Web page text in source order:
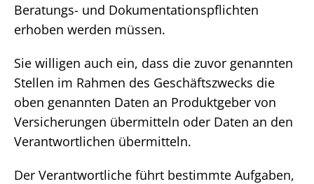
Beratungs- und Dokumentationspflichten
erhoben werden müssen.
Sie willigen auch ein, dass die zuvor genannten
Stellen im Rahmen des Geschäftszwecks die
oben genannten Daten an Produktgeber von
Versicherungen übermitteln oder Daten an den
Verantwortlichen übermitteln.
Der Verantwortliche führt bestimmte Aufgaben,